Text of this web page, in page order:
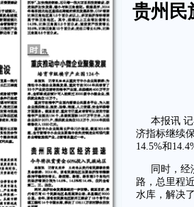
贵州民
本报讯
济指标继续
14.5%和
同时，
路，总里程
水库，解决